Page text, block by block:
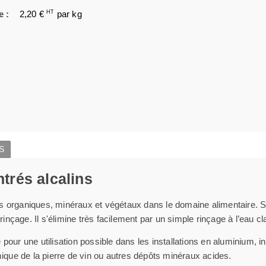
: 2,20 € HT par kg
alcalins
minéraux et végétaux dans le domaine alimentaire.
Il s'élimine très facilement par un simple rinçage à l’eau
une utilisation possible dans les installations en aluminium,
de la pierre de vin ou autres dépôts minéraux acides.